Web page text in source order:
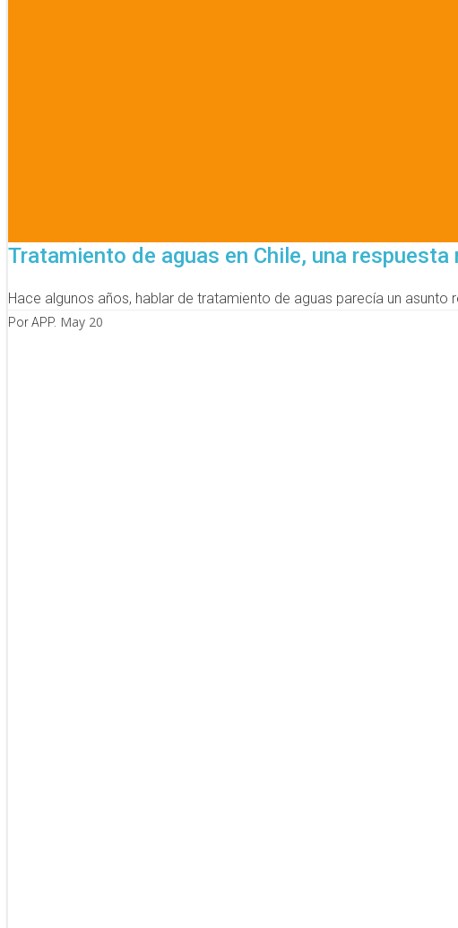
Tratamiento de aguas en Chile, una
Hace algunos años, hablar de tratamiento de aguas parecía un
Por APP. May 20